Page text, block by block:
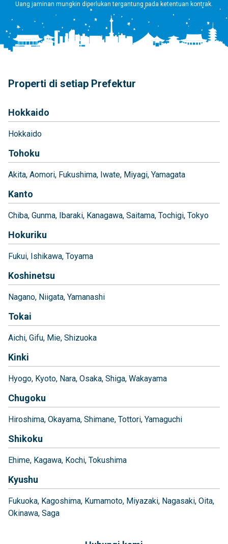
Uang jaminan mungkin diperlukan tergantung pada ketentuan kontrak.
Properti di setiap Prefektur
Hokkaido
Hokkaido
Tohoku
Akita Aomori Fukushima Iwate Miyagi Yamagata
Kanto
Chiba Gunma Ibaraki Kanagawa Saitama Tochigi Tokyo
Hokuriku
Fukui Ishikawa Toyama
Koshinetsu
Nagano Niigata Yamanashi
Tokai
Aichi Gifu Mie Shizuoka
Kinki
Hyogo Kyoto Nara Osaka Shiga Wakayama
Chugoku
Hiroshima Okayama Shimane Tottori Yamaguchi
Shikoku
Ehime Kagawa Kochi Tokushima
Kyushu
Fukuoka Kagoshima Kumamoto Miyazaki Nagasaki Oita
Okinawa Saga